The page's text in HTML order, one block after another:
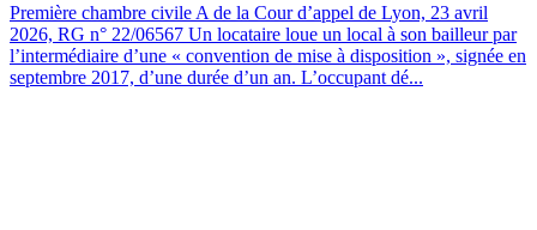
Première chambre civile A de la Cour d’appel de Lyon, 23 avril
2026, RG n° 22/06567 Un locataire loue un local à son bailleur par
l’intermédiaire d’une « convention de mise à disposition », signée en
septembre 2017, d’une durée d’un an. L’occupant dé...